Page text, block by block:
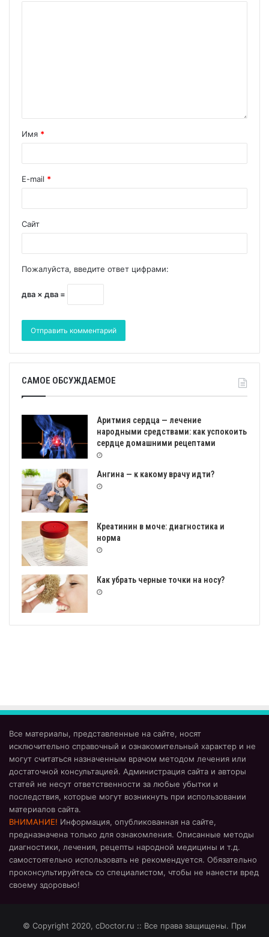
Имя *
E-mail *
Сайт
Пожалуйста, введите ответ цифрами:
два × два =
САМОЕ ОБСУЖДАЕМОЕ
Аритмия сердца — лечение
народными средствами: как успокоить
сердце домашними рецептами
Ангина — к какому врачу идти?
Креатинин в моче: диагностика и
норма
Как убрать черные точки на носу?
Все материалы, представленные на сайте, носят
исключительно справочный и ознакомительный характер и не
могут считаться назначенным врачом методом лечения или
достаточной консультацией. Администрация сайта и авторы
статей не несут ответственности за любые убытки и
последствия, которые могут возникнуть при использовании
материалов сайта.
ВНИМАНИЕ! Информация, опубликованная на сайте,
предназначена только для ознакомления. Описанные методы
диагностики, лечения, рецепты народной медицины и т.д.
самостоятельно использовать не рекомендуется. Обязательно
проконсультируйтесь со специалистом, чтобы не нанести вред
своему здоровью!
© Copyright 2020, cDoctor.ru :: Все права защищены. При